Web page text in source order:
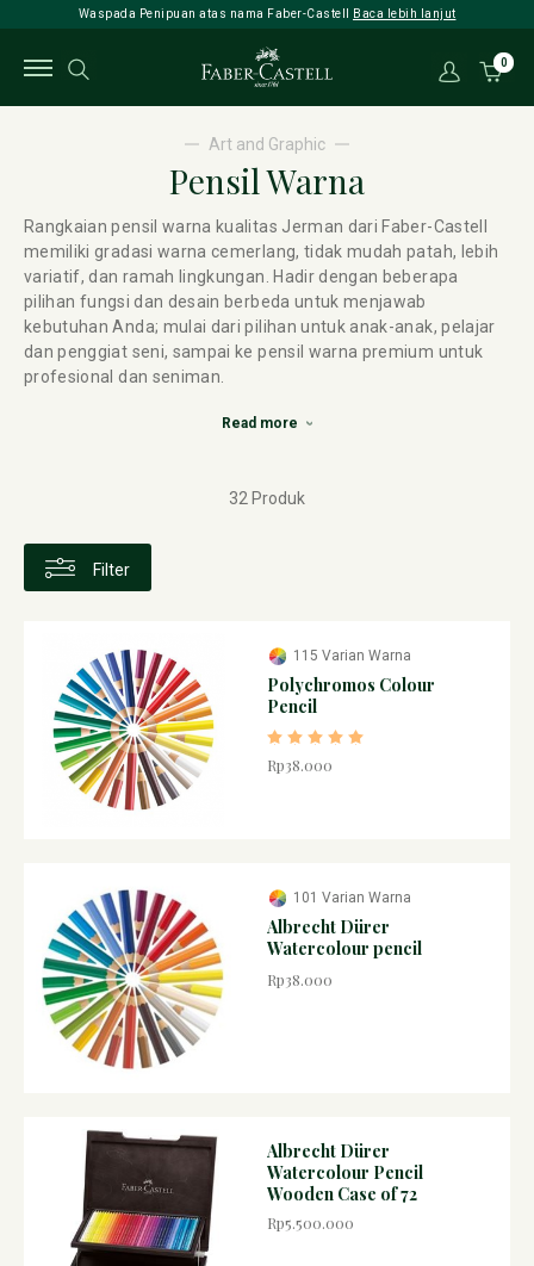
Waspada Penipuan atas nama Faber-Castell Baca lebih lanjut
0
Art and Graphic
Pensil Warna
Rangkaian pensil warna kualitas Jerman dari Faber-Castell
memiliki gradasi warna cemerlang, tidak mudah patah, lebih
variatif, dan ramah lingkungan. Hadir dengan beberapa
pilihan fungsi dan desain berbeda untuk menjawab
kebutuhan Anda; mulai dari pilihan untuk anak-anak, pelajar
dan penggiat seni, sampai ke pensil warna premium untuk
profesional dan seniman.
Read more
Filter
32 Produk
115 Varian Warna
Polychromos Colour
Pencil
Rp38.000
101 Varian Warna
Albrecht Dürer
Watercolour pencil
Rp38.000
Albrecht Dürer
Watercolour Pencil
Wooden Case of 72
Rp5.500.000